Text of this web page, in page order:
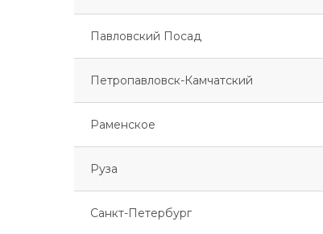
Павловский Посад
Петропавловск-Камчатский
Раменское
Руза
Санкт-Петербург